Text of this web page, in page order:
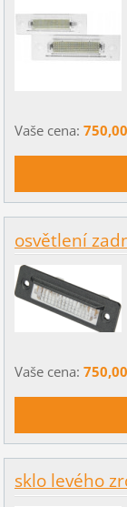
Vaše cena:
osvětlení
Vaše cena:
sklo levého